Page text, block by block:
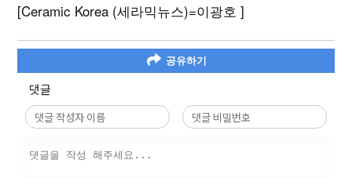
[Ceramic Korea (세라믹뉴스)=이광호 ]
공유하기
댓글